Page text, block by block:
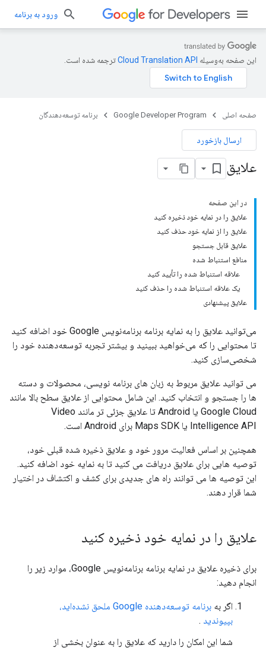
ورود به برنامه
این صفحه به‌وسیله ترجمه شده است.
صفحه اصلی Google Developer Program برنامه توسعه‌دهندگان
ارسال بازخورد
علایق
در این صفحه
علایق را در نمایه خود ذخیره کنید
علایق را از نمایه خود حذف کنید
علایق قابل جستجو
منافع استنباط شده
علاقه استنباط شده را تأیید کنید
یک علاقه استنباط شده را حذف کنید
علایق پیشنهادی
می‌توانید علایق را به نمایه برنامه برنامه‌نویس Google خود اضافه کنید
تا محتوایی را که می‌خواهید ببینید و بیشتر تجربه توسعه‌دهنده خود را
شخصی‌سازی کنید.
می توانید علایق مربوط به زبان های برنامه نویسی، محصولات و دسته
ها را جستجو و انتخاب کنید. این شامل محتوایی از علایق سطح بالا مانند
Google Cloud یا Android تا علایق جزئی تر مانند Video
Intelligence API یا Maps SDK برای Android است.
همچنین بر اساس فعالیت مرور خود و علایق ذخیره شده قبلی خود،
توصیه هایی برای علایق دریافت می کنید تا به نمایه خود اضافه کنید.
این توصیه ها می توانند راه های جدیدی برای کشف و اکتشاف در اختیار
شما قرار دهند.
علایق را در نمایه خود ذخیره کنید
برای ذخیره علایق در نمایه برنامه برنامه‌نویس Google، موارد زیر را
انجام دهید:
اگر به
برنامه توسعه‌دهنده Google ملحق نشده‌اید،
بپیوندید .
شما این امکان را دارید که علایق را به عنوان بخشی از